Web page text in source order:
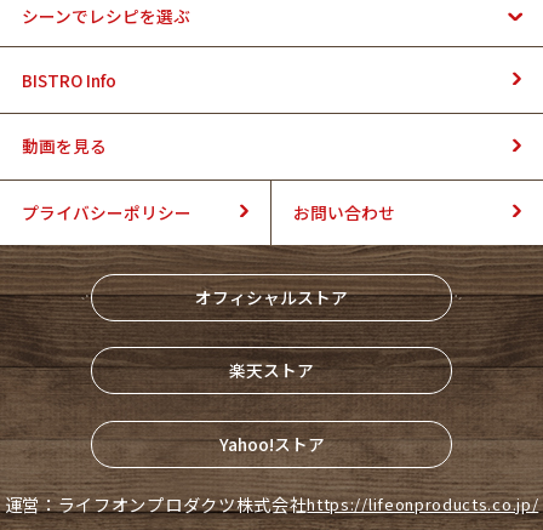
シーンでレシピを選ぶ
BISTRO Info
動画を見る
プライバシーポリシー お問い合わせ
オフィシャルストア
楽天ストア
Yahoo!ストア
運営：ライフオンプロダクツ株式会社https://lifeonproducts.co.jp/